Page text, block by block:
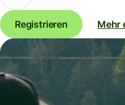
Registrieren Mehr